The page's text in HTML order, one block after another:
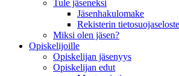
Tule jäseneksi
Jäsenhakulomake
Rekisterin tietosuojaseloste
Miksi olen jäsen?
Opiskelijoille
Opiskelijan jäsenyys
Opiskelijan edut